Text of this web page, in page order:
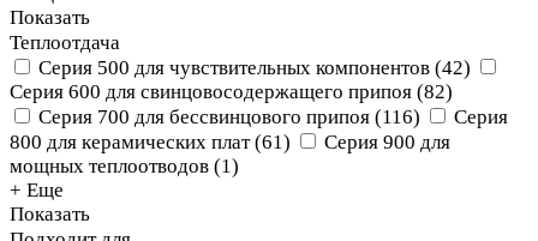
Показать
Теплоотдача
Серия 500 для чувствительных компонентов (42)
Серия 600 для свинцовосодержащего припоя (82)
Серия 700 для бессвинцового припоя (116)
Серия
800 для керамических плат(61)
Серия 900 для
мощных теплоотводов (1)
+ Еще
Показать